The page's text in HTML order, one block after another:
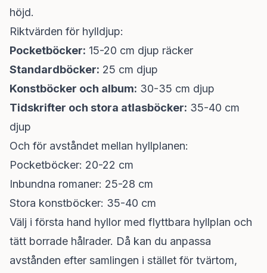
höjd.
Riktvärden för hylldjup:
Pocketböcker: 15-20 cm djup räcker
Standardböcker: 25 cm djup
Konstböcker och album: 30-35 cm djup
Tidskrifter och stora atlasböcker: 35-40 cm
djup
Och för avståndet mellan hyllplanen:
Pocketböcker: 20-22 cm
Inbundna romaner: 25-28 cm
Stora konstböcker: 35-40 cm
Välj i första hand hyllor med flyttbara hyllplan och
tätt borrade hålrader. Då kan du anpassa
avstånden efter samlingen i stället för tvärtom,